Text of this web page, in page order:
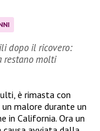
dopo il ricovero:
restano molti
è rimasta con
malore durante un
in California. Ora un